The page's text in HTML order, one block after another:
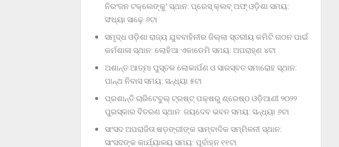
ନିରଂଜନ ଟକ୍‌ଲେଙ୍କୁ’ ସ୍ଥାନ: ପ୍ରେସ୍‌ କ୍ଲବ୍‌ ଅଫ୍‌ ଓଡ଼ିଶା ସମୟ:
ସଂଧ୍ୟା ସାଢ଼େ ୬ଟା
ସମୃଦ୍ଧ ଓଡ଼ିଶା ରାଜ୍ୟ ଯୁବବାହିନୀର ଜିଲ୍ଲା ସ୍ତରୀୟ କମିଟି ଗଠନ ପାଇଁ
କର୍ମଶାଳା ସ୍ଥାନ: ଲୋହିଆ ଏକାଡେମି ସମୟ: ଅପରାହ୍‌ଣ ୪ଟା
ଅଶାନ୍ତ ଆତ୍ମା ପୁସ୍ତକ ଲୋକାର୍ପଣ ଓ ସାରସ୍ବତ ସମାରୋହ ସ୍ଥାନ:
ପାନ୍ଥ ନିବାସ ସମୟ: ସନ୍ଧ୍ୟା ୫ଟା
ପ୍ରଶାନ୍ତି ଚାରିଟେବୁଲ୍‌ ଟ୍ରଷ୍ଟ୍‌ ପକ୍ଷରୁ ଶ୍ରେଷ୍ଠ ଓଡ଼ିଆଣୀ ୨୦୨୨
ପୁରସ୍କାର ବିତରଣ ସ୍ଥାନ: ଜୟଦେବ ଭବନ ସମୟ: ସନ୍ଧ୍ୟା ୬ଟା
ସାଂସଦ ଅପରାଜିତା ଷଡ଼ଙ୍ଗୀଙ୍କ ସାମ୍ବାଦିକ ସମ୍ମିଳନୀ ସ୍ଥାନ:
ସାଂସଦଙ୍କ କାର୍ଯ୍ୟାଳୟ ସମୟ: ପୂର୍ବାହ୍ନ ୧୧ଟା